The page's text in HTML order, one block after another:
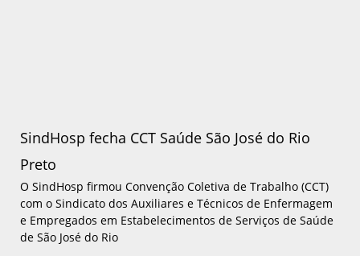
SindHosp fecha CCT Saúde São José do Rio
Preto
O SindHosp firmou Convenção Coletiva de Trabalho (CCT)
com o Sindicato dos Auxiliares e Técnicos de Enfermagem
e Empregados em Estabelecimentos de Serviços de Saúde
de São José do Rio